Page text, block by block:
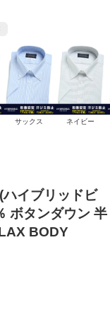
イブリッドビ
ボタンダウン 半
BODY
サックス ネイビー